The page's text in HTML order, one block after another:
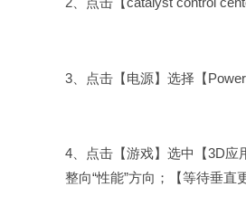
3、点击【电源】选择【
4、点击【游戏】选中【3D应
整向“性能”方向；【等待垂直